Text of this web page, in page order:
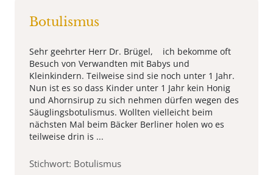
Botulismus
Sehr geehrter Herr Dr. Brügel, ich bekomme oft
Besuch von Verwandten mit Babys und
Kleinkindern. Teilweise sind sie noch unter 1 Jahr.
Nun ist es so dass Kinder unter 1 Jahr kein Honig
und Ahornsirup zu sich nehmen dürfen wegen des
Säuglingsbotulismus. Wollten vielleicht beim
nächsten Mal beim Bäcker Berliner holen wo es
teilweise drin is ...
Stichwort: Botulismus